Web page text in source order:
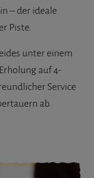
– der ideale
Piste.
unter einem
auf 4-
Service
ab.